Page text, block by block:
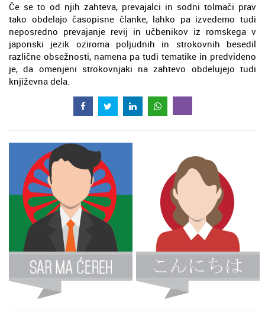
Če se to od njih zahteva, prevajalci in sodni tolmači prav
tako obdelajo časopisne članke, lahko pa izvedemo tudi
neposredno prevajanje revij in učbenikov iz romskega v
japonski jezik oziroma poljudnih in strokovnih besedil
različne obsežnosti, namena pa tudi tematike in predvideno
je, da omenjeni strokovnjaki na zahtevo obdelujejo tudi
književna dela.